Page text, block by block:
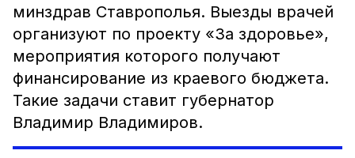
минздрав Ставрополья. Выезды врачей
организуют по проекту «За здоровье»,
мероприятия которого получают
финансирование из краевого бюджета.
Такие задачи ставит губернатор
Владимир Владимиров.